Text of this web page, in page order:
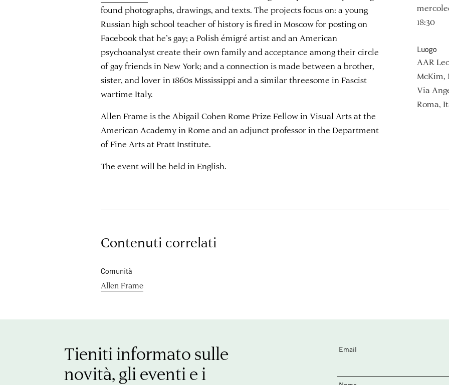
found photographs, drawings, and texts. The projects focus on: a young
Russian high school teacher of history is fired in Moscow for posting on
Facebook that he’s gay; a Polish émigré artist and an American
psychoanalyst create their own family and acceptance among their circle
of gay friends in New York; and a connection is made between a brother,
sister, and lover in 1860s Mississippi and a similar threesome in Fascist
wartime Italy.
Allen Frame is the Abigail Cohen Rome Prize Fellow in Visual Arts at the
American Academy in Rome and an adjunct professor in the Department
of Fine Arts at Pratt Institute.
The event will be held in English.
18:30
Luogo
AAR
McKim,
Via
Roma,
Contenuti correlati
Comunità
Allen Frame
Tieniti informato sulle
novità, gli eventi e i
Email